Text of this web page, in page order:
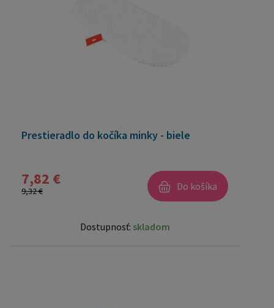
Prestieradlo do kočíka minky - biele
7,82 €
9,32 € Do košíka
Dostupnosť: skladom